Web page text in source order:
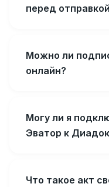
перед
Можно ли
онлайн?
Могу ли я
Эватор к
Что такое акт